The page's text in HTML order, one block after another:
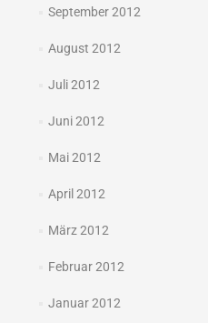
September 2012
August 2012
Juli 2012
Juni 2012
Mai 2012
April 2012
März 2012
Februar 2012
Januar 2012